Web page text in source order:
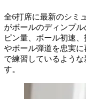
全6打席に最新のシミ
がボールのディンプ
ピン量、ボール初速
やボール弾道を忠実
で練習しているよう
す。